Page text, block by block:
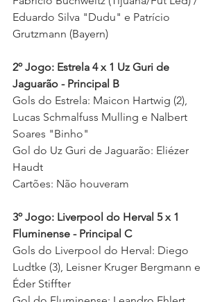
Eduardo Silva "Dudu" e Patrício
Grutzmann (Bayern)
2º Jogo: Estrela 4 x 1 Uz Guri de
Jaguarão - Principal B
Gols do Estrela: Maicon Hartwig (2),
Lucas Schmalfuss Mulling e Nalbert
Soares "Binho"
Gol do Uz Guri de Jaguarão: Eliézer
Haudt
Cartões: Não houveram
3º Jogo: Liverpool do Herval 5 x 1
Fluminense - Principal C
Gols do Liverpool do Herval: Diego
Ludtke (3), Leisner Kruger Bergmann e
Éder Stiffter